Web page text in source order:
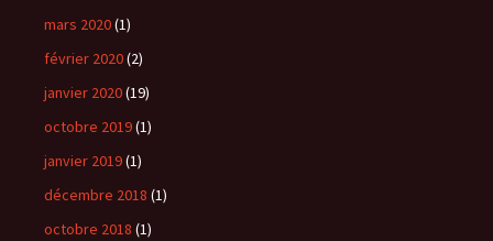
mars 2020(1)
février 2020(2)
janvier 2020(19)
octobre 2019(1)
janvier 2019(1)
décembre 2018 (1)
octobre 2018 (1)